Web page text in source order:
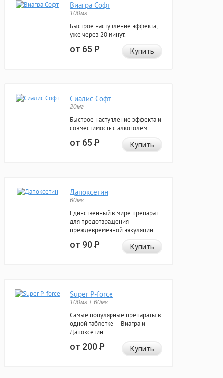
Виагра Софт
100мг
Быстрое наступление эффекта,
уже через 20 минут.
от 65Р Купить
Сиалис Софт
20мг
Быстрое наступление эффекта и
совместимость с алкоголем.
от 65Р Купить
Дапоксетин
60мг
Единственный в мире препарат
для предотвращения
преждевременной эякуляции.
от 90Р Купить
Super P-force
100мг + 60мг
Самые популярные препараты в
одной таблетке — Виагра и
Дапоксетин.
от 200Р Купить